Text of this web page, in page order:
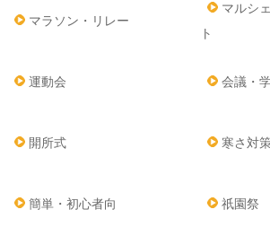
マラソン・リレー
マルシ
ト
運動会 会議・
開所式 寒さ対
簡単・初心者向 祇園祭